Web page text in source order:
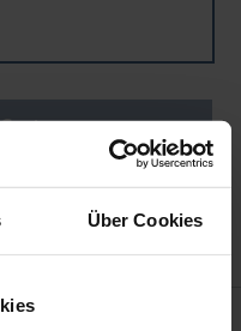
Über Cookies